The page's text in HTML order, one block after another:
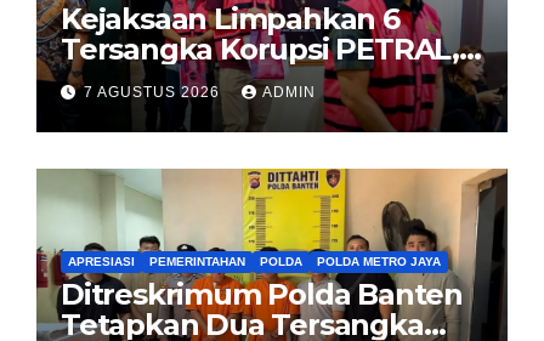
Kejaksaan Limpahkan 6
Tersangka Korupsi PETRAL,
PES dan ISC ke PN Tipikor
Jakarta Pusat
7 AGUSTUS 2026 ADMIN
APRESIASI PEMERINTAHAN POLDA POLDA METRO JAYA
Ditreskrimum Polda Banten
Tetapkan Dua Tersangka